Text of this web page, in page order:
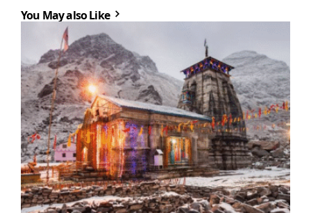
You May also Like